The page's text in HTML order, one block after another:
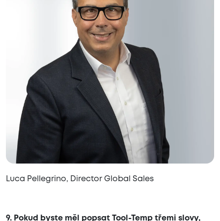
9. Pokud byste měl popsat Tool-Temp třemi slovy,
Luca Pellegrino, Director Global Sales